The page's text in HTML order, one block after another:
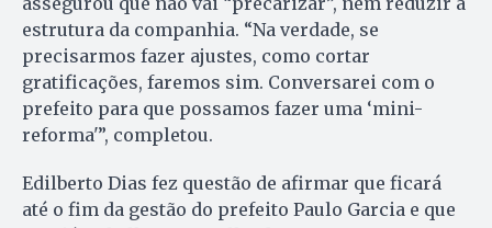
estrutura da companhia. “Na verdade, se
precisarmos fazer ajustes, como cortar
gratificações, faremos sim. Conversarei com o
prefeito para que possamos fazer uma ‘mini-
reforma'”, completou.
Edilberto Dias fez questão de afirmar que ficará
até o fim da gestão do prefeito Paulo Garcia e que